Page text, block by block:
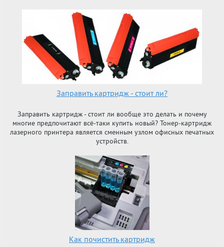
Заправить картридж - стоит ли?
Заправить картридж - стоит ли вообще это делать и почему
многие предпочитают всё-таки купить новый? Тонер-картридж
лазерного принтера является сменным узлом офисных печатных
устройств.
Как почистить картридж